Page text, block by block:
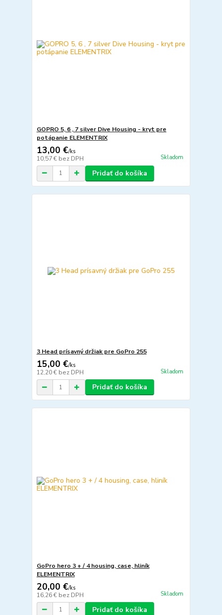
GOPRO 5, 6 , 7 silver Dive Housing - kryt pre
potápanie ELEMENTRIX
13,00 €/ks
10,57 € bez DPH Skladom
Pridať do košíka
3 Head prísavný držiak pre GoPro 255
15,00 €/ks
12,20 € bez DPH Skladom
Pridať do košíka
GoPro hero 3 + / 4 housing, case, hliník
ELEMENTRIX
20,00 €/ks
16,26 € bez DPH Skladom
Pridať do košíka